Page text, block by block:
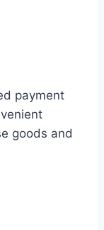
payment
goods and